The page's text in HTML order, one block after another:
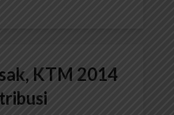
KTM 2014